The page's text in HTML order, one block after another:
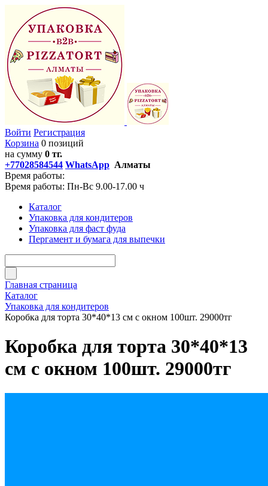
Войти Регистрация
Корзина 0 позиций
на сумму 0 тг.
+77028584544 WhatsApp Алматы
Время работы:
Время работы: Пн-Вс 9.00-17.00 ч
Каталог
Упаковка для кондитеров
Упаковка для фаст фуда
Пергамент и бумага для выпечки
Главная страница
Каталог
Упаковка для кондитеров
Коробка для торта 30*40*13 см с окном 100шт. 29000тг
Коробка для торта 30*40*13
см с окном 100шт. 29000тг